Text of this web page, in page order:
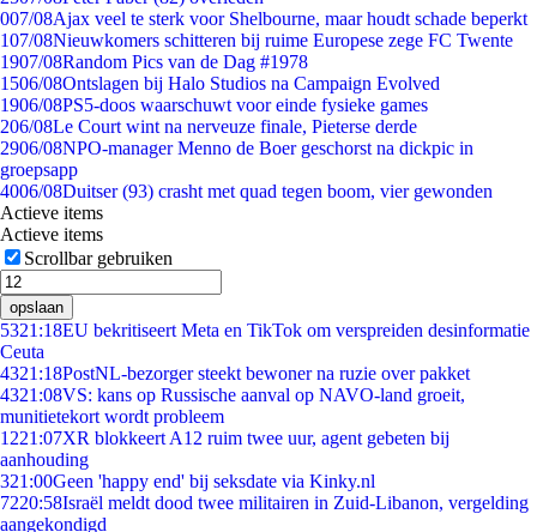
007/08Ajax veel te sterk voor Shelbourne, maar houdt schade beperkt
107/08Nieuwkomers schitteren bij ruime Europese zege FC Twente
1907/08Random Pics van de Dag #1978
1506/08Ontslagen bij Halo Studios na Campaign Evolved
1906/08PS5-doos waarschuwt voor einde fysieke games
206/08Le Court wint na nerveuze finale, Pieterse derde
2906/08NPO-manager Menno de Boer geschorst na dickpic in
groepsapp
4006/08Duitser (93) crasht met quad tegen boom, vier gewonden
Actieve items
Actieve items
Scrollbar gebruiken
opslaan
5321:18EU bekritiseert Meta en TikTok om verspreiden desinformatie
Ceuta
4321:18PostNL-bezorger steekt bewoner na ruzie over pakket
4321:08VS: kans op Russische aanval op NAVO-land groeit,
munitietekort wordt probleem
1221:07XR blokkeert A12 ruim twee uur, agent gebeten bij
aanhouding
321:00Geen 'happy end' bij seksdate via Kinky.nl
7220:58Israël meldt dood twee militairen in Zuid-Libanon, vergelding
aangekondigd